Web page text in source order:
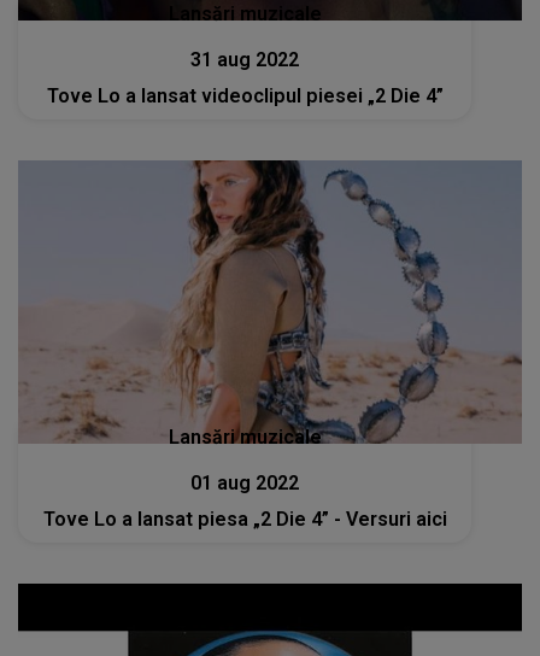
Lansări muzicale
31 aug 2022
Tove Lo a lansat videoclipul piesei „2 Die 4”
Lansări muzicale
01 aug 2022
Tove Lo a lansat piesa „2 Die 4” - Versuri aici